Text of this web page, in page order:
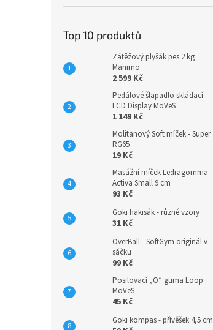
Top 10 produktů
Zátěžový plyšák pes 2 kg
Manimo
2 599 Kč
Pedálové šlapadlo skládací -
LCD Display MoVeS
1 149 Kč
Molitanový Soft míček - Super
RG65
19 Kč
Masážní míček Ledragomma
Activa Small 9 cm
93 Kč
Goki hakisák - různé vzory
31 Kč
OverBall - SoftGym originál v
sáčku
99 Kč
Posilovací „O” guma Loop
MoVeS
45 Kč
Goki kompas - přívěšek 4,5 cm